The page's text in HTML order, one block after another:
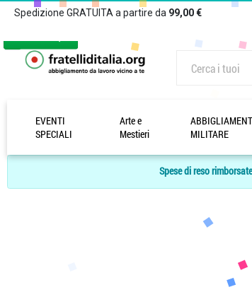
Spedizione GRATUITA a partire da 99,00 €
EVENTI
SPECIALI
Arte e
Mestieri
MILITARE
Spese di reso
Prodotto non trovato!